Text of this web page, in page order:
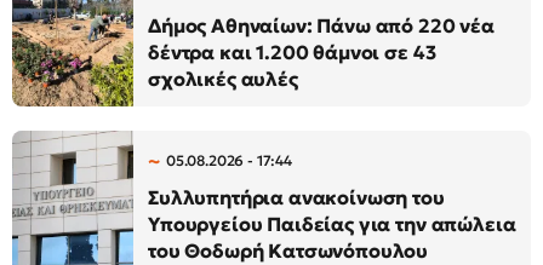
Δήμος Αθηναίων: Πάνω από 220 νέα
δέντρα και 1.200 θάμνοι σε 43
σχολικές αυλές
05.08.2026 - 17:44
Συλλυπητήρια ανακοίνωση του
Υπουργείου Παιδείας για την απώλεια
του Θοδωρή Κατσωνόπουλου